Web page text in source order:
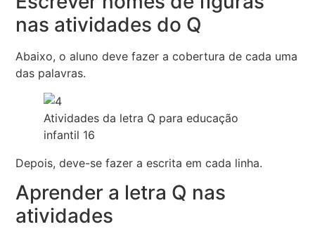
nas atividades do Q
Abaixo, o aluno deve fazer a cobertura de cada uma
das palavras.
Atividades da letra Q para educação
infantil 16
Depois, deve-se fazer a escrita em cada linha.
Aprender a letra Q nas
atividades